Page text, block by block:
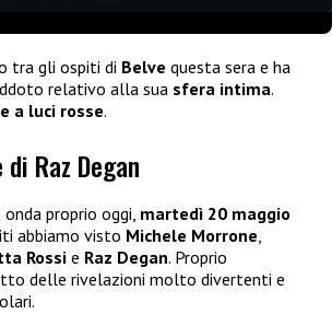
tra gli ospiti di Belve questa sera e ha
relativo alla sua sfera intima.
a luci rosse.
Raz Degan
proprio oggi, martedì 20 maggio
abbiamo visto Michele Morrone,
Rossi e Raz Degan. Proprio
delle rivelazioni molto divertenti e